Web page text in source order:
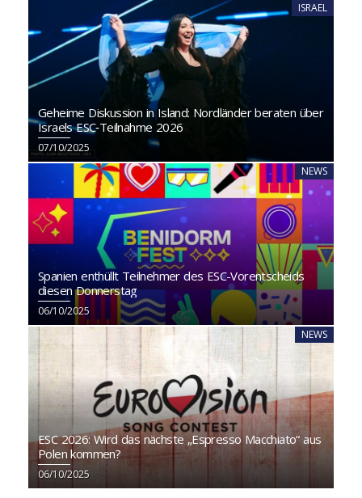
ISRAEL
Geheime Diskussion in Island: Nordländer beraten über
Israels ESC‑Teilnahme 2026
07/10/2025
NEWS
Spanien enthüllt Teilnehmer des ESC-Vorentscheids
diesen Donnerstag
06/10/2025
NEWS
ESC 2026: Wird das nächste „Espresso Macchiato“ aus
Polen kommen?
06/10/2025